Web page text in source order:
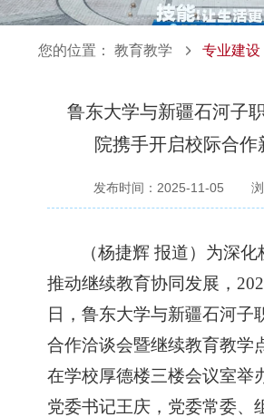
您的位置： 教育教学 专业建设
鲁东大学与新疆石河子
院携手开启校际合作
发布时间：2025-11-05
（杨捷辉 报道） 为深化
推动继续教育协同发展，
日，鲁东大学与新疆石河子
合作洽谈会暨继续教育教学
在学校厚德楼三楼会议室举
党委书记王庆，党委常委、